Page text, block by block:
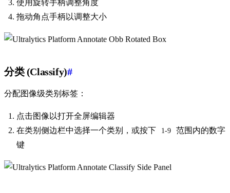
使用旋转手柄调整角度
拖动角点手柄以调整大小
分类 (Classify)#
分配图像级类别标签：
点击图像以打开全屏编辑器
在类别侧边栏中选择一个类别，或按下
1-9
范围内的数字
键